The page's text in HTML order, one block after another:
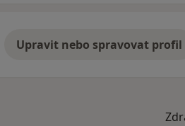
Upravit nebo spravovat profil